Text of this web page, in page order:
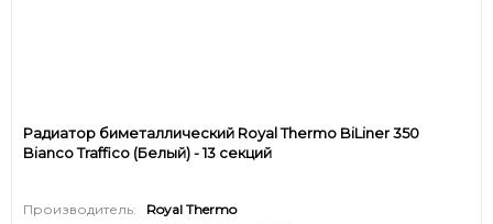
Радиатор биметаллический Royal Thermo BiLiner 350
Bianco Traffico (Белый) - 13 секций
Производитель:
Royal Thermo